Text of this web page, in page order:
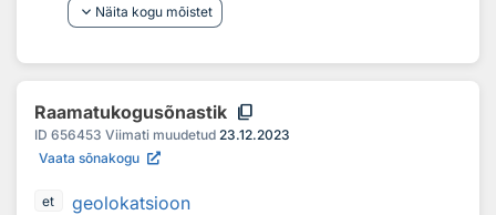
keyboard_arrow_down Näita kogu mõistet
Raamatukogusõnastik content_copy
ID 656453 Viimati muudetud 23.12.2023
Vaata sõnakogu
et geolokatsioon